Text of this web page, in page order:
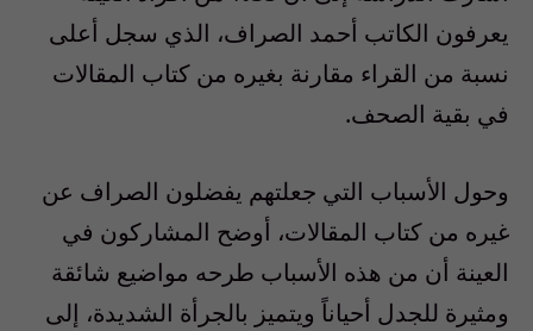
يعرفون الكاتب أحمد الصراف، الذي سجل أعلى
نسبة من القراء مقارنة بغيره من كتاب المقالات
في بقية الصحف.
وحول الأسباب التي جعلتهم يفضلون الصراف عن
غيره من كتاب المقالات، أوضح المشاركون في
العينة أن من هذه الأسباب طرحه مواضيع شائقة
ومثيرة للجدل أحياناً ويتميز بالجرأة الشديدة، إلى